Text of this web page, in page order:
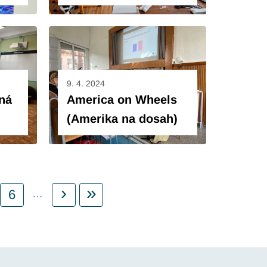
9. 4. 2024
America on Wheels
(Amerika na dosah)
Page
6 … Následující stránka
› Poslední stránka
»